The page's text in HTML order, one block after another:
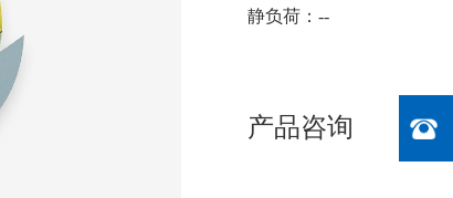
静负荷：--
产品咨询